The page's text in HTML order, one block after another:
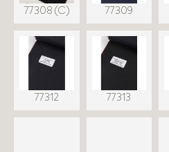
77308 (C) 77309
77312 77313